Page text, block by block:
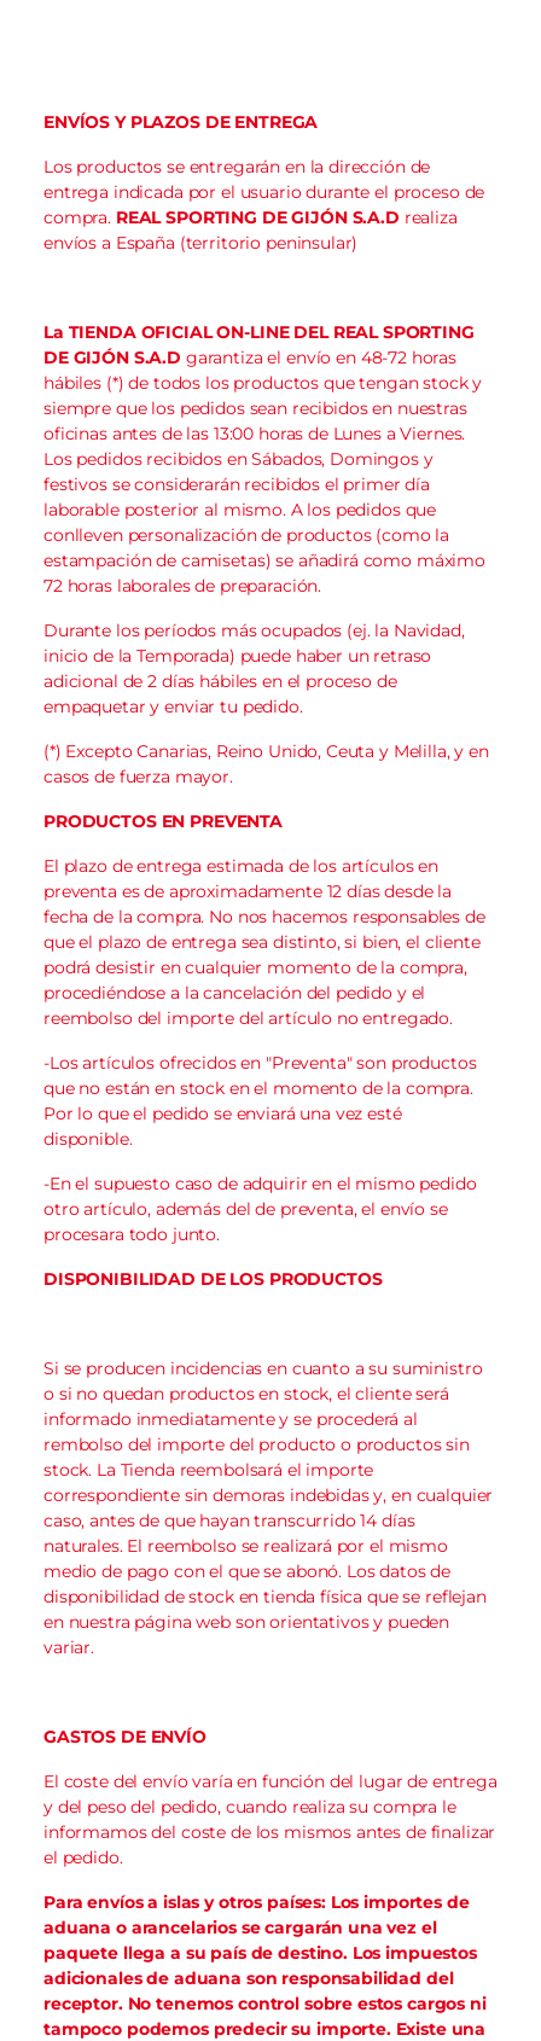
ENVÍOS Y PLAZOS DE ENTREGA
Los productos se entregarán en la dirección de
entrega indicada por el usuario durante el proceso de
compra. REAL SPORTING DE GIJÓN S.A.D realiza
envíos a España (territorio peninsular)
La TIENDA OFICIAL ON-LINE DEL REAL SPORTING
DE GIJÓN S.A.D garantiza el envío en 48-72 horas
hábiles (*) de todos los productos que tengan stock y
siempre que los pedidos sean recibidos en nuestras
oficinas antes de las 13:00 horas de Lunes a Viernes.
Los pedidos recibidos en Sábados, Domingos y
festivos se considerarán recibidos el primer día
laborable posterior al mismo. A los pedidos que
conlleven personalización de productos (como la
estampación de camisetas) se añadirá como máximo
72 horas laborales de preparación.
Durante los períodos más ocupados (ej. la Navidad,
inicio de la Temporada) puede haber un retraso
adicional de 2 días hábiles en el proceso de
empaquetar y enviar tu pedido.
(*) Excepto Canarias, Reino Unido, Ceuta y Melilla, y en
casos de fuerza mayor.
PRODUCTOS EN PREVENTA
El plazo de entrega estimada de los artículos en
preventa es de aproximadamente 12 días desde la
fecha de la compra. No nos hacemos responsables de
que el plazo de entrega sea distinto, si bien, el cliente
podrá desistir en cualquier momento de la compra,
procediéndose a la cancelación del pedido y el
reembolso del importe del artículo no entregado.
-Los artículos ofrecidos en "Preventa" son productos
que no están en stock en el momento de la compra.
Por lo que el pedido se enviará una vez esté
disponible.
-En el supuesto caso de adquirir en el mismo pedido
otro artículo, además del de preventa, el envío se
procesara todo junto.
DISPONIBILIDAD DE LOS PRODUCTOS
Si se producen incidencias en cuanto a su suministro
o si no quedan productos en stock, el cliente será
informado inmediatamente y se procederá al
rembolso del importe del producto o productos sin
stock. La Tienda reembolsará el importe
correspondiente sin demoras indebidas y, en cualquier
caso, antes de que hayan transcurrido 14 días
naturales. El reembolso se realizará por el mismo
medio de pago con el que se abonó. Los datos de
disponibilidad de stock en tienda física que se reflejan
en nuestra página web son orientativos y pueden
variar.
GASTOS DE ENVÍO
El coste del envío varía en función del lugar de entrega
y del peso del pedido, cuando realiza su compra le
informamos del coste de los mismos antes de finalizar
el pedido.
Para envíos a islas y otros países: Los importes de
aduana o arancelarios se cargarán una vez el
paquete llega a su país de destino. Los impuestos
adicionales de aduana son responsabilidad del
receptor. No tenemos control sobre estos cargos ni
tampoco podemos predecir su importe. Existe una